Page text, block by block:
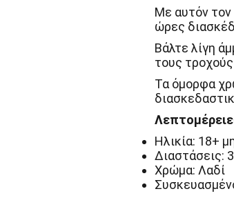
Άμμου
Fresh
Greens
Little
Dutch
ποσότητα
Με αυτόν
ώρες
Βάλτε λίγη
τους
Τα όμορφα
Ηλικία: 18+
Διαστάσεις:
Χρώμα: Λαδί